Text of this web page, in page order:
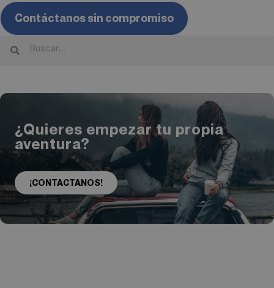
Contáctanos sin compromiso
¿Quieres empezar tu propia
aventura?
¡CONTACTANOS!